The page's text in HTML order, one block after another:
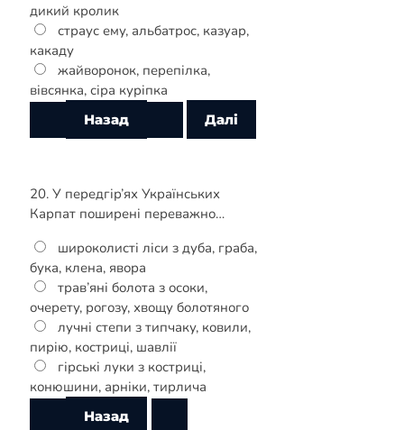
дикий кролик
страус ему, альбатрос, казуар,
какаду
жайворонок, перепілка,
вівсянка, сіра куріпка
20. У передгір’ях Українських
Карпат поширені переважно…
широколисті ліси з дуба, граба,
бука, клена, явора
трав’яні болота з осоки,
очерету, рогозу, хвощу болотяного
лучні степи з типчаку, ковили,
пирію, костриці, шавлії
гірські луки з костриці,
конюшини, арніки, тирлича